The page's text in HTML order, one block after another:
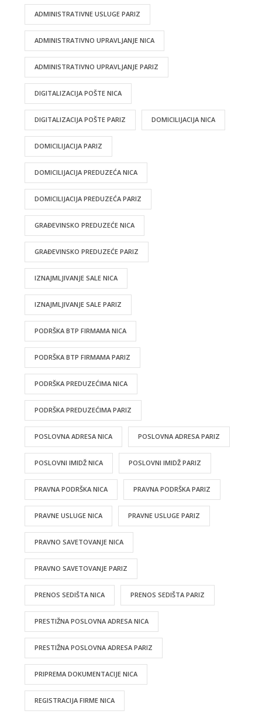
ADMINISTRATIVNE USLUGE PARIZ
ADMINISTRATIVNO UPRAVLJANJE NICA
ADMINISTRATIVNO UPRAVLJANJE PARIZ
DIGITALIZACIJA POŠTE NICA
DIGITALIZACIJA POŠTE PARIZ DOMICILIJACIJA NICA
DOMICILIJACIJA PARIZ
DOMICILIJACIJA PREDUZEĆA NICA
DOMICILIJACIJA PREDUZEĆA PARIZ
GRAĐEVINSKO PREDUZEĆE NICA
GRAĐEVINSKO PREDUZEĆE PARIZ
IZNAJMLJIVANJE SALE NICA
IZNAJMLJIVANJE SALE PARIZ
PODRŠKA BTP FIRMAMA NICA
PODRŠKA BTP FIRMAMA PARIZ
PODRŠKA PREDUZEĆIMA NICA
PODRŠKA PREDUZEĆIMA PARIZ
POSLOVNA ADRESA NICA POSLOVNA ADRESA PARIZ
POSLOVNI IMIDŽ NICA POSLOVNI IMIDŽ PARIZ
PRAVNA PODRŠKA NICA PRAVNA PODRŠKA PARIZ
PRAVNE USLUGE NICA PRAVNE USLUGE PARIZ
PRAVNO SAVETOVANJE NICA
PRAVNO SAVETOVANJE PARIZ
PRENOS SEDIŠTA NICA PRENOS SEDIŠTA PARIZ
PRESTIŽNA POSLOVNA ADRESA NICA
PRESTIŽNA POSLOVNA ADRESA PARIZ
PRIPREMA DOKUMENTACIJE NICA
REGISTRACIJA FIRME NICA